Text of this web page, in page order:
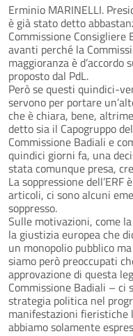
Erminio MARINELLI.
è già stato detto
Commissione
avanti perché la
maggioranza è d’accordo
proposto dal PdL.
Però se questi quindici-
servono per portare
che è chiara, bene,
detto sia il Capogruppo
Commissione Badiali e
quindici giorni fa, una
stata comunque presa,
La soppressione
articoli, ci sono alcuni
soppresso.
Sulle motivazioni, come
la giustizia europea che
un monopolio pubblico
siamo però preoccupati
approvazione di questa
Commissione Badiali – ci
strategia politica nel
manifestazioni fieristiche
abbiamo solamente